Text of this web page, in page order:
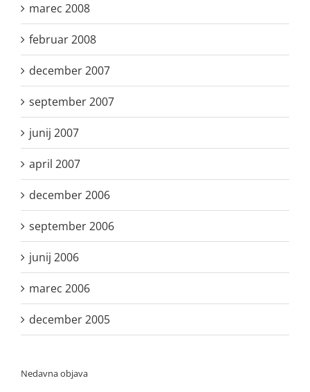
marec 2008
februar 2008
december 2007
september 2007
junij 2007
april 2007
december 2006
september 2006
junij 2006
marec 2006
december 2005
Nedavna objava